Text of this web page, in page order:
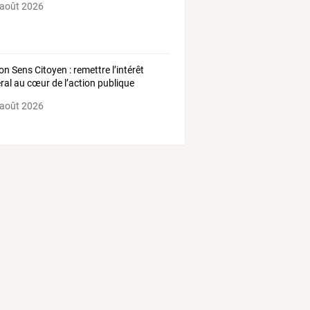
2026
Sens Citoyen : remettre l’intérêt
au cœur de l’action publique
2026